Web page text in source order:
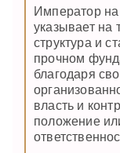
Император на
указывает на
структура и
прочном
благодаря
власть и
положение